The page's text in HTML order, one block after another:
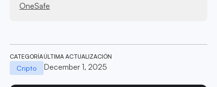
OneSafe
CATEGORÍA
Cripto
ÚLTIMA ACTUALIZACIÓN
December 1, 2025